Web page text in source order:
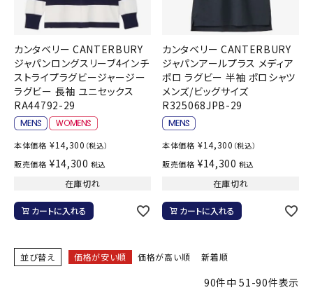
カンタベリー CANTERBURY
ジャパンロングスリーブ4インチ
ストライプラグビージャージー
ラグビー 長袖 ユニセックス
RA44792-29
本体価格 ¥14,300 （税込）
販売価格 ¥14,300 税込
在庫切れ
カートに入れる
カンタベリー CANTERBURY
ジャパンアールプラス メディア
ポロ ラグビー 半袖 ポロシャツ
メンズ/ビッグサイズ
R325068JPB-29
本体価格 ¥14,300 （税込）
販売価格 ¥14,300 税込
在庫切れ
カートに入れる
並び替え 価格が安い順 価格が高い順 新着順
90件中 51 -90件表示